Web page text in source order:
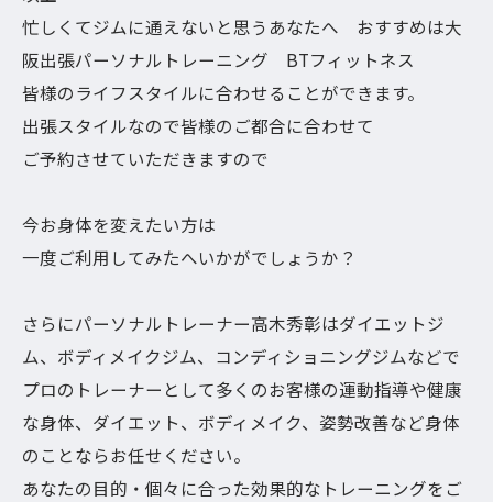
忙しくてジムに通えないと思うあなたへ おすすめは大
阪出張パーソナルトレーニング BTフィットネス
皆様のライフスタイルに合わせることができます。
出張スタイルなので皆様のご都合に合わせて
ご予約させていただきますので
今お身体を変えたい方は
一度ご利用してみたへいかがでしょうか？
さらにパーソナルトレーナー高木秀彰はダイエットジ
ム、ボディメイクジム、コンディショニングジムなどで
プロのトレーナーとして多くのお客様の運動指導や健康
な身体、ダイエット、ボディメイク、姿勢改善など身体
のことならお任せください。
あなたの目的・個々に合った効果的なトレーニングをご